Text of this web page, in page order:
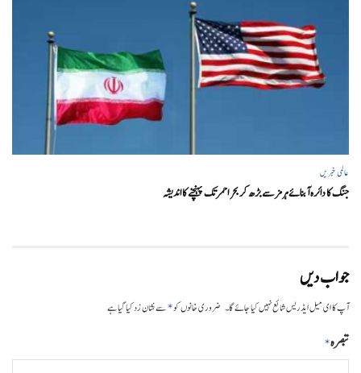
عالمی خبریں
جنگ کا دائرہ آبنائے ہرمز سے بڑھ کر بحر احمر تک پہنچنے کا اندیشہ
جواب دیں
آپ کا ای میل ایڈریس شائع نہیں کیا جائے گا۔ ضروری خانوں کو*سے نشان زد کیا گیا ہے
تبصرہ*